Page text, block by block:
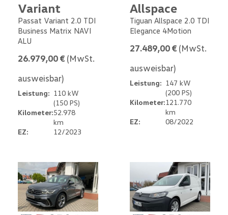
Variant
Passat Variant 2.0 TDI
Business Matrix NAVI
ALU
26.979,00 € (MwSt.
ausweisbar)
Leistung: 110 kW
(150 PS)
Kilometer:52.978
km
EZ:
12/2023
Allspace
Tiguan Allspace 2.0 TDI
Elegance 4Motion
27.489,00 € (MwSt.
ausweisbar)
Leistung: 147 kW
(200 PS)
Kilometer:121.770
km
EZ:
08/2022